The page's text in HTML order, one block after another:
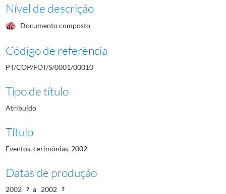
Nível de descrição
Documento composto
Código de referência
PT/COP/FOT/S/0001/00010
Tipo de título
Atribuído
Título
Eventos, cerimónias, 2002
Datas de produção
2002 a 2002